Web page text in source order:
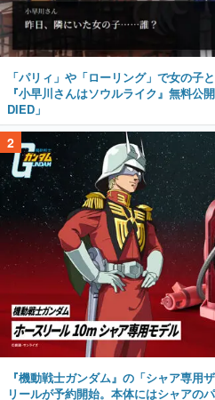
「パリィ」や「ローリング」で女の子
『小早川さんはソウルライク』無料公
DIED」
2
『機動戦士ガンダム』の「シャア専
リールが予約開始。本体にはシャアの